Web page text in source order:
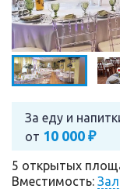
За еду и
от 10 000 ₽
5 открытых
Вместимость: